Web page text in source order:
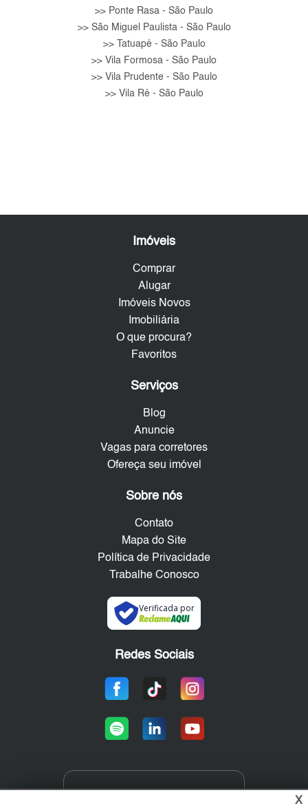
>> Ponte Rasa - São Paulo
>> São Miguel Paulista - São Paulo
>> Tatuapé - São Paulo
>> Vila Formosa - São Paulo
>> Vila Prudente - São Paulo
>> Vila Ré - São Paulo
Imóveis
Comprar
Alugar
Imóveis Novos
Imobiliária
O que procura?
Favoritos
Serviços
Blog
Anuncie
Vagas para corretores
Ofereça seu imóvel
Sobre nós
Contato
Mapa do Site
Política de Privacidade
Trabalhe Conosco
Verificada por
Redes Sociais
X